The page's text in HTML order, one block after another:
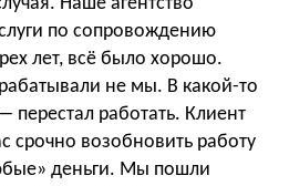
по сопровождению
лет, всё было хорошо.
не мы. В какой-то
перестал работать. Клиент
срочно возобновить работу
деньги. Мы пошли